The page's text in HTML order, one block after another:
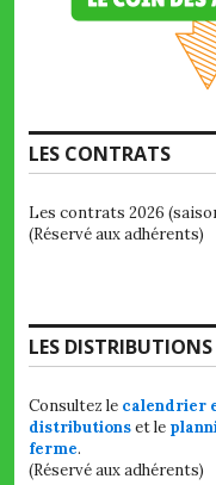
LES CONTRATS
Les contrats 2026
(Réservé aux adhérents)
LES DISTRIBUTIONS
Consultez le calendrier
distributionset le
ferme.
(Réservé aux adhérents)